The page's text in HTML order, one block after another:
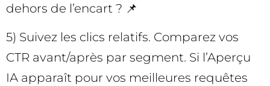
dehors de l’encart ? 📌
5) Suivez les clics relatifs. Comparez vos
CTR avant/après par segment. Si l’Aperçu
IA apparaît pour vos meilleures requêtes